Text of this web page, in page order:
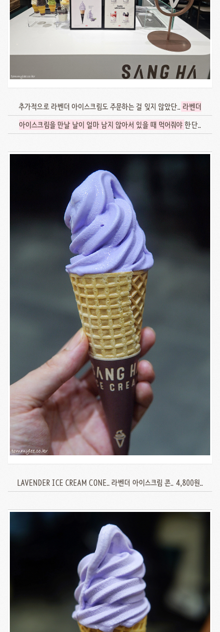
추가적으로 라벤더 아이스크림도 주문하는 걸 잊지 않았단.. 라벤더
아이스크림을 만날 날이 얼마 남지 않아서 있을 때 먹어줘야한단..
LAVENDER ICE CREAM CONE.. 라벤더 아이스크림 콘.. 4,800원..